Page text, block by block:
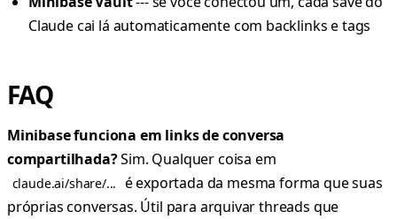
Claude cai lá automaticamente com backlinks e tags
FAQ
Minibase funciona em links de conversa
compartilhada?Sim. Qualquer coisa em
claude.ai/share/... é exportada da mesma forma que suas
próprias conversas. Útil para arquivar threads que